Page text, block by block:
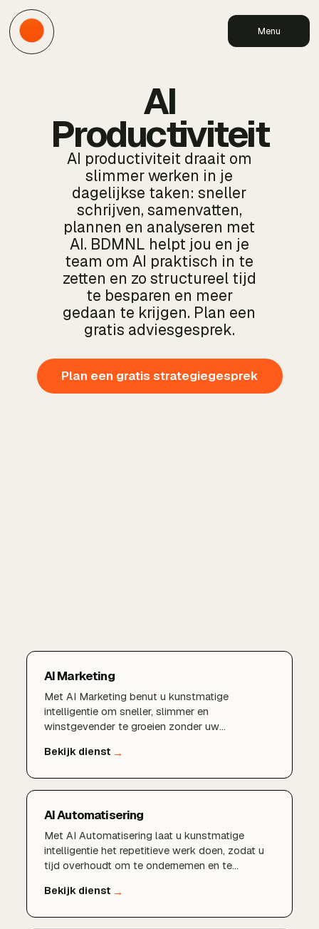
Menu
AI
Productiviteit
AI productiviteit draait om
slimmer werken in je
dagelijkse taken: sneller
schrijven, samenvatten,
plannen en analyseren met
AI. BDMNL helpt jou en je
team om AI praktisch in te
zetten en zo structureel tijd
te besparen en meer
gedaan te krijgen. Plan een
gratis adviesgesprek.
Plan een gratis strategiegesprek
AI Marketing
Met AI Marketing benut u kunstmatige
intelligentie om sneller, slimmer en
winstgevender te groeien zonder uw
marketingstrategieSlimme content met
marketingbudget
AI Automatisering
Met AI Automatisering laat u kunstmatige
intelligentie het repetitieve werk doen, zodat u
tijd overhoudt om te ondernemen en te
mails